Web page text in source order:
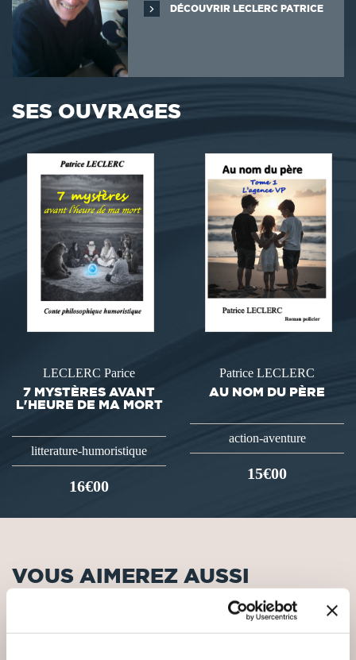
DÉCOUVRIR LECLERC PATRICE
SES OUVRAGES
LECLERC Parice
7 MYSTÈRES AVANT
L'HEURE DE MA MORT
litterature-humoristique
16€00
Patrice LECLERC
AU NOM DU PÈRE
action-aventure
15€00
VOUS AIMEREZ AUSSI